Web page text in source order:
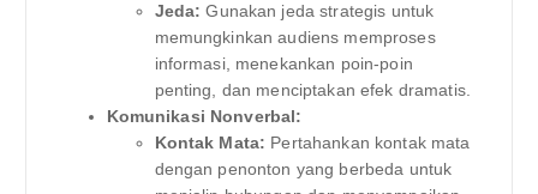
Jeda: Gunakan jeda strategis untuk
memungkinkan audiens memproses
informasi, menekankan poin-poin
penting, dan menciptakan efek dramatis.
Komunikasi Nonverbal:
Kontak Mata: Pertahankan kontak mata
dengan penonton yang berbeda untuk